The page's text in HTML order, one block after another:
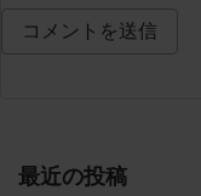
最近の投稿